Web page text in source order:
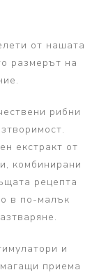
от нашата
размерът на
рибни
екстракт от
комбинирани
рецепта
в по-малък
и
приема